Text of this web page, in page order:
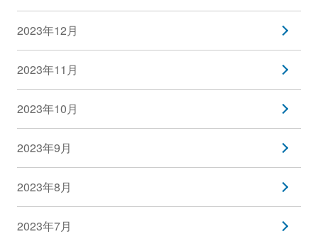
2023年12月
2023年11月
2023年10月
2023年9月
2023年8月
2023年7月